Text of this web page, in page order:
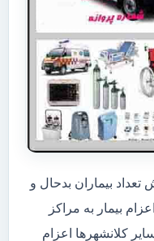
تعداد بیماران بدحال و
بیمار به مراکز
کلانشهرها اعزام